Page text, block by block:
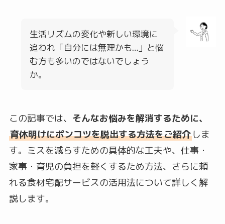
生活リズムの変化や新しい環境に
追われ「自分には無理かも…」と悩
む方も多いのではないでしょう
か。
この記事では、 そんなお悩みを解消するために、
育休明けにポンコツを脱出する方法をご紹介しま
す。ミスを減らすための具体的な工夫や、仕事・
家事・育児の負担を軽くするため方法、さらに頼
れる食材宅配サービスの活用法について詳しく解
説します。